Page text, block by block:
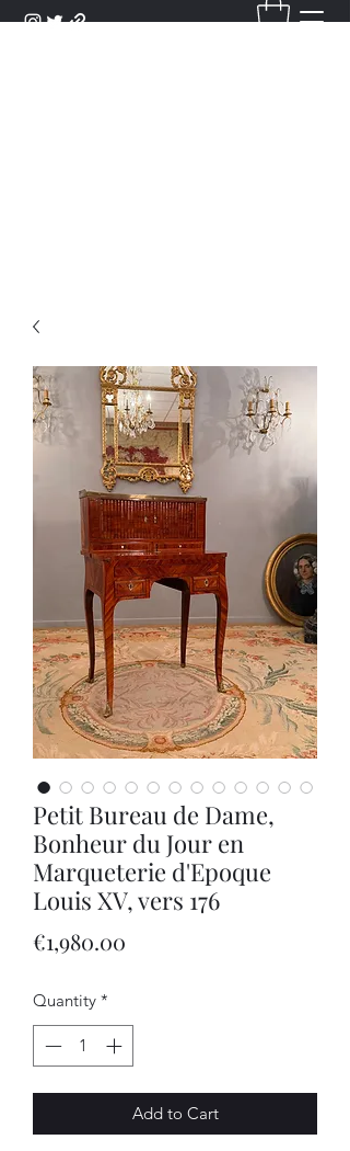
Petit Bureau de Dame,
Bonheur du Jour en
Marqueterie d'Epoque
Louis XV, vers 176
€1,980.00
Quantity *
Add to Cart